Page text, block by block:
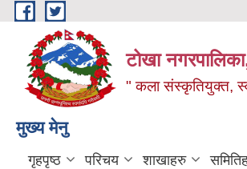
Skip to main content
टोखा
" कला संस्कृतियुक्त,
मुख्य मेनु
गृहपृष्ठ परिचय शाखाहरु